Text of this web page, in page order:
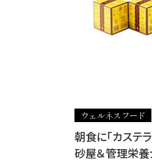
ウェルネスフード
朝食に「カステ
砂屋＆管理栄